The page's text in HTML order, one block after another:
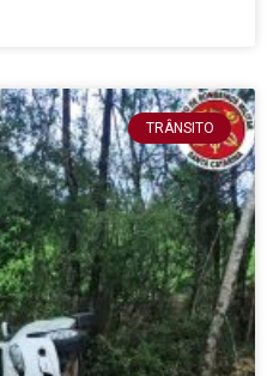
TRÂNSITO